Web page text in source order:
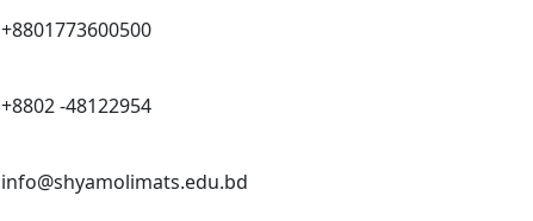
+8801773600500
+8802 -48122954
info@shyamolimats.edu.bd